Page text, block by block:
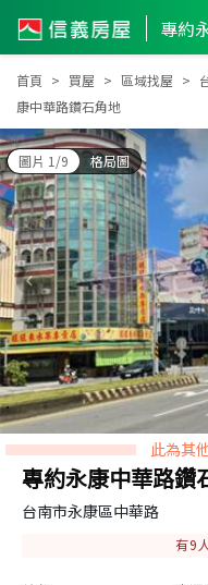
首頁 買屋 區域找屋
康中華路鑽石角地
圖片 1/9 格局圖
此為其
專約永康中華路鑽
台南市永康區中華路
有9